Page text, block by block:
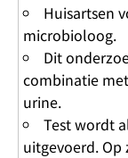
Huisartsen
microbioloog.
Dit
combinatie
urine.
Test wordt
uitgevoerd. Op